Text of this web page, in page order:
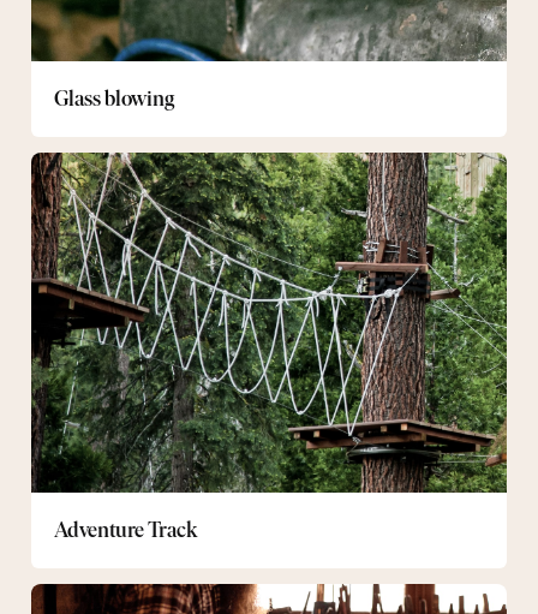
Glass blowing
Adventure Track
Adventure
Track
Forging